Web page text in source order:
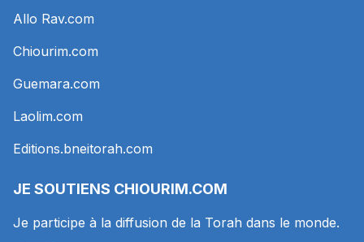
Allo Rav.com
Chiourim.com
Guemara.com
Laolim.com
Editions.bneitorah.com
JE SOUTIENS CHIOURIM.COM
Je participe à la diffusion de la Torah dans le monde.